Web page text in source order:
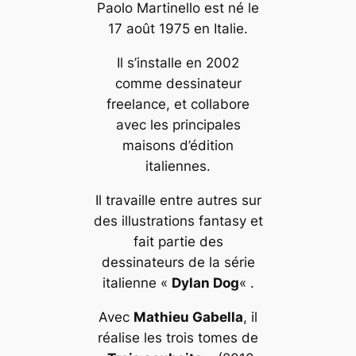
Paolo Martinello est né le
17 août 1975 en Italie.
Il s’installe en 2002
comme dessinateur
freelance, et collabore
avec les principales
maisons d’édition
italiennes.
Il travaille entre autres sur
des illustrations fantasy et
fait partie des
dessinateurs de la série
italienne « Dylan Dog« .
Avec Mathieu Gabella, il
réalise les trois tomes de